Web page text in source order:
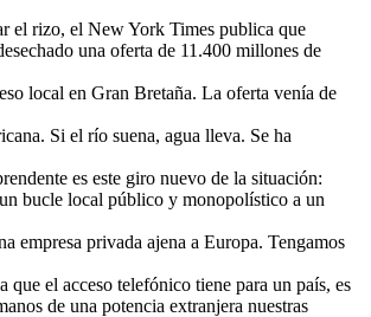
el rizo, el New York Times publica que
una oferta de 11.400 millones de
local en Gran Bretaña. La oferta vení­a de
Si el río suena, agua lleva. Se ha
es este giro nuevo de la situación:
bucle local público y monopolístico a un
empresa privada ajena a Europa. Tengamos
que el acceso telefónico tiene para un país, es
de una potencia extranjera nuestras